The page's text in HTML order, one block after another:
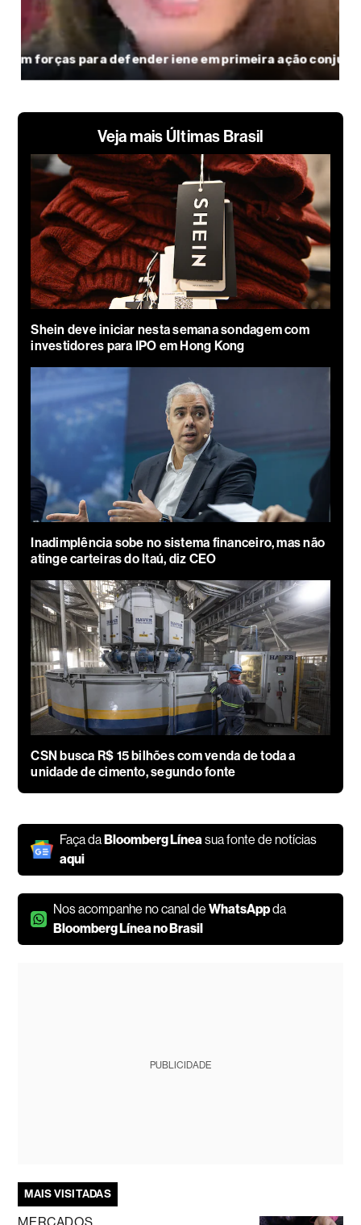
Veja mais Últimas Brasil
Shein deve iniciar nesta semana sondagem com
investidores para IPO em Hong Kong
Inadimplência sobe no sistema financeiro, mas não
atinge carteiras do Itaú, diz CEO
CSN busca R$ 15 bilhões com venda de toda a
unidade de cimento, segundo fonte
Faça daBloomberg Línea sua fonte de notícias
aqui
Nos acompanhe no canal deWhatsAppda
Bloomberg Línea no Brasil
PUBLICIDADE
MAIS VISITADAS